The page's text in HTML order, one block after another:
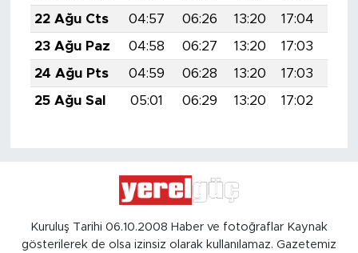
22 Ağu Cts
04:57 06:26 13:20 17:04
23 Ağu Paz
04:58 06:27 13:20 17:03
24 Ağu Pts
04:59 06:28 13:20 17:03
25 Ağu Sal
05:01 06:29 13:20 17:02
Kuruluş Tarihi 06.10.2008 Haber ve fotoğraflar Kaynak
gösterilerek de olsa izinsiz olarak kullanılamaz. Gazetemiz